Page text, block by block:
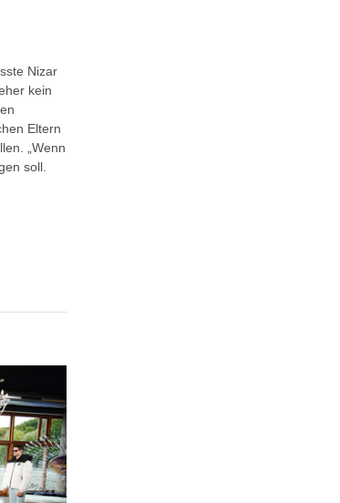
Nizar
kein
Eltern
„Wenn
soll.